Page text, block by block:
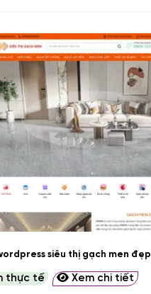
siêu thị gạch men đẹp
thực tế Xem chi tiết